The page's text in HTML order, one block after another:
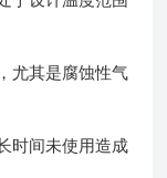
其是腐蚀性气
间未使用造成